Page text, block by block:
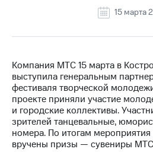
информация
Контакты
Медиа-центр
Пресс-
релизы
МТС
о технологиях
15 марта
Компания МТС 15 марта в
выступила генеральным
фестиваля творческой
проекте приняли участие
и городские коллективы.
зрителей танцевальные,
номера. По итогам
вручены призы — сувениры